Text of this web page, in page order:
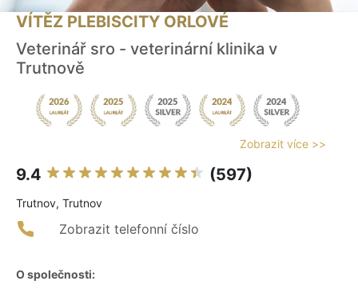
VÍTĚZ PLEBISCITY ORLOVÉ
Veterinář sro - veterinární klinika v
Trutnově
Zobrazit více >>
9.4 (597)
Trutnov, Trutnov
Zobrazit telefonní číslo
O společnosti: